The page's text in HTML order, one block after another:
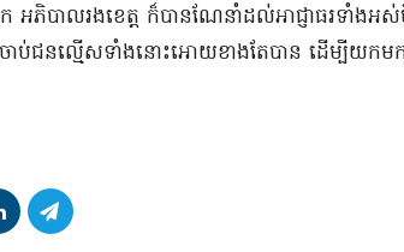
អភិបាលរងខេត្ត​ ក៏បានណែនាំដល់អាជ្ញាធរទាំងអ
ប់ជនល្មើសទាំងនោះអោយខាងតែបាន​ ដើម្បីយកមក